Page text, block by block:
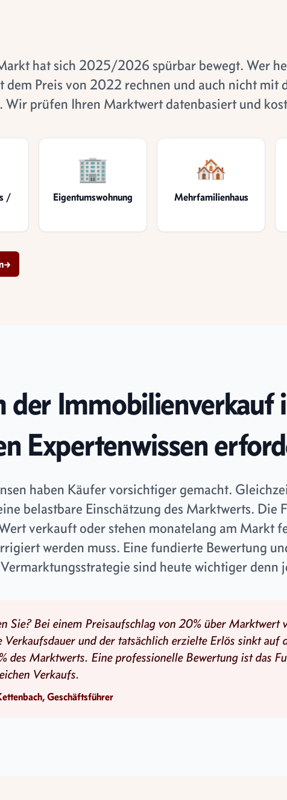
hat sich 2025/2026 spürbar bewegt. Wer
dem Preis von 2022 rechnen und auch nicht mit
Wir prüfen Ihren Marktwert datenbasiert und
/
🏢
Eigentumswohnung
🏘️
Mehrfamilienhaus
→
der Immobilienverkauf
Expertenwissen
haben Käufer vorsichtiger gemacht.
belastbare Einschätzung des Marktwerts. Die
verkauft oder stehen monatelang am Markt
werden muss. Eine fundierte Bewertung
sind heute wichtiger denn
Sie? Bei einem Preisaufschlag von 20% über Marktwert
Verkaufsdauer und der tatsächlich erzielte Erlös sinkt auf
des Marktwerts. Eine professionelle Bewertung ist das
Verkaufs.
Geschäftsführer